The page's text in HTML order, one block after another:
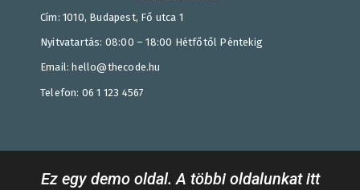
Cím: 1010, Budapest, Fő utca 1
Nyitvatartás: 08:00 – 18:00 Hétfőtől Péntekig
Email: hello@thecode.hu
Telefon: 06 1 123 4567
Ez egy demo oldal. A többi oldalunkat itt